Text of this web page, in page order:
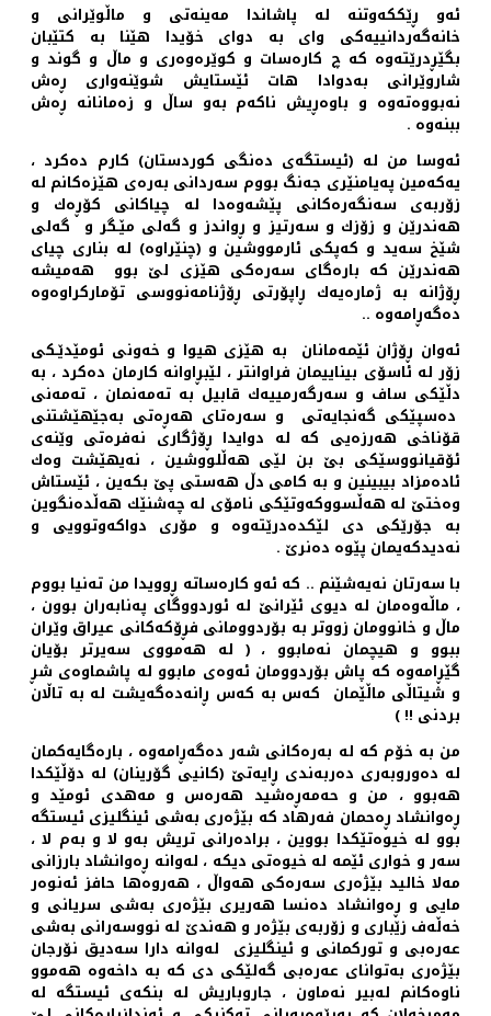
ئه‌و ڕێككه‌وتنه‌ له‌ پاشاندا مه‌ینه‌تی و ماڵوێرانی و
خانه‌گه‌ردانییه‌كی وای به‌ دوای خۆیدا هێنا به‌ كتێبان
بگێڕدرێته‌وه‌‌ كه‌ چ كاره‌سات و كوێره‌وه‌ری و ماڵ و گوند و
شاروێرانی به‌دوادا هات ئێستایش شوێنه‌واری ڕه‌ش
نه‌بووه‌ته‌وه‌ و باوه‌ڕیش ناكه‌م به‌و ساڵ و زه‌مانانه‌ ڕه‌ش
ببنه‌وه‌ .
ئه‌وسا من له‌ (ئیستگه‌ی ده‌نگی كوردستان) كارم ده‌كرد ،
یه‌كه‌مین په‌یامنێری جه‌نگ بووم سه‌ردانی به‌ره‌ی هێزه‌كانم له‌
زۆربه‌ی سه‌نگه‌ره‌كانی پێشه‌وه‌دا له‌ چیاكانی كۆڕه‌ك و
هه‌ندرێن و زۆزك و سه‌رتیز و ڕواندز و گه‌لی‌ مێـگر و گه‌لی
شێخ سه‌ید و كه‌پكی ئارمووشین و (چنێراوه‌) له‌‌ بناری چیای
هه‌ندرێن كه‌ باره‌گای سه‌ره‌كی هێزی لێ بوو هه‌میشه‌
ڕۆژانه‌ به‌ ژماره‌یه‌ك ڕاپۆرتی ڕۆژنامه‌نووسی تۆماركراوه‌وه‌
ده‌گه‌ڕامه‌وه‌ ..
ئه‌وان ڕۆژان ئێمه‌مانان به‌ هێزی هیوا و خه‌ونی ئومێدێـكی
زۆر له‌ ئاسۆی بیناییمان فراوانتر ،‌ لێبڕاوانه‌ كارمان ده‌كرد ، به‌
دڵێكی ساف و سه‌رگه‌رمییه‌ك قابیل به‌ ته‌مه‌نمان ، ته‌مه‌نی
ده‌سپێكی گه‌نجایه‌تی و سه‌ره‌تای هه‌ڕه‌تی به‌جێهێشتنی
قۆناخی هه‌رزه‌یی كه‌ له‌ دوایدا ڕۆژگاری نه‌فره‌تی وێنه‌ی
ئۆقیانووسێكی‌ بێ بن لێی هه‌ڵلووشین ، نه‌یهێشت وه‌ك
ئاده‌مزاد بیبینین و به‌ كامی دڵ هه‌ستی پێ بكه‌ین ، ئێستاش
وه‌ختێ له‌ هه‌ڵسووكه‌وتێكی نامۆی له‌ چه‌شنێك‌ هه‌ڵده‌نگوین
به‌ جۆرێكی دی لێكده‌درێته‌وه‌ و مۆری دواكه‌وتوویی و
نه‌دیدكه‌یمان پێوه‌ ده‌نرێ .
با سه‌رتان نه‌یه‌شێنم .. كه‌ ئه‌و كاره‌ساته‌ ڕوویدا من ته‌نیا بووم
، ماڵه‌وه‌مان له‌ دیوی ئێرانێ له‌ ئوردووگای په‌نابه‌ران بوون ،
ماڵ و خانوومان زووتر به‌ بۆردوومانی فڕۆكه‌كانی عیراق وێران
ببوو و هیچمان نه‌مابوو ، ( له‌ هه‌مووی سه‌یرتر بۆیان
گێڕامه‌وه‌ كه‌ پاش بۆردوومان ئه‌وه‌ی مابوو له‌ پاشماوه‌ی شڕ
و شیتاڵی ماڵێمان كه‌س به‌ كه‌س ڕانه‌ده‌گه‌یشت له به‌ تاڵان‌
بردنی !! )
من به‌ خۆم كه‌ له‌ به‌ره‌كانی شه‌ر ده‌گه‌ڕامه‌وه‌ ، باره‌گایه‌كمان
له‌ ده‌وروبه‌ری ده‌ربه‌ندی ڕایه‌تێ (كانیی گۆرینان) له‌ دۆڵێكدا
هه‌بوو ، من و حه‌مه‌ڕه‌شید هه‌ره‌س و مه‌هدی ئومێد و
ڕه‌وانشاد ڕه‌حمان فه‌رهاد كه‌ بێژه‌ری به‌شی ئینگلیزی ئیستگه‌
بوو له‌ خیوه‌تێكدا بووین ، براده‌رانی تریش به‌و لا و به‌م لا ،
سه‌ر و خواری ئێمه‌ له‌ خیوه‌تی دیكه‌ ، له‌وانه‌ ڕه‌وانشاد بارزانی
مه‌لا خالید بێژه‌ری سه‌ره‌كی هه‌واڵ ، هه‌روه‌ها حافز ئه‌نوه‌ر
مایی و ڕه‌وانشاد ده‌نسا هه‌ریری بێژه‌ری به‌شی سریانی و
خه‌ڵه‌ف زێباری و زۆربه‌ی بێژه‌ر و هه‌ندێ له‌ نووسه‌رانی به‌شی
عه‌ره‌بی و توركمانی و ئینگلیزی له‌وانه‌ دارا سه‌دیق نۆرجان
بێژه‌ری به‌توانای عه‌ره‌بی گه‌لێكی دی كه‌ به‌ داخه‌وه‌ هه‌موو
ناوه‌كانم له‌بیر نه‌ماون‌ ، جاروباریش له‌ بنكه‌ی ئیستگه‌ له‌